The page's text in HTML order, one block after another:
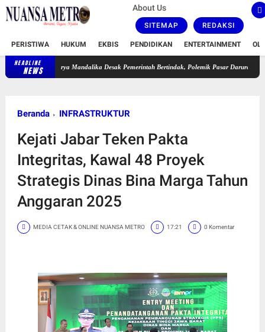
About Us
SITEMAP REDAKSI
PERISTIWA HUKUM EKBIS PENDIDIKAN ENTERTAINMENT
HEADLINE
NEWS
Mandalika Desak Pemerintah Bertindak, Polemik Pasar Darurat Kanoman Memanas
Beranda INFRASTRUKTUR
Kejati Jabar Teken Pakta
Integritas, Kawal 48 Proyek
Strategis Dinas Bina Marga Tahun
Anggaran 2025
MEDIA CETAK & ONLINE NUANSA METRO 17:21 0 Komentar